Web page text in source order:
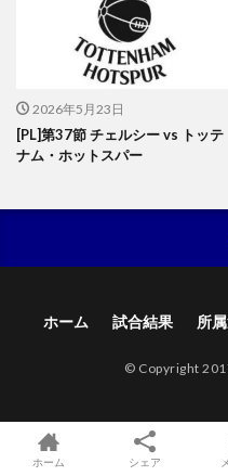
2026年5月23日
[PL]第37節 チェルシー vs トッテ
ナム・ホットスパー
ホーム 試合結果 所
© Copyright
ホーム シェア